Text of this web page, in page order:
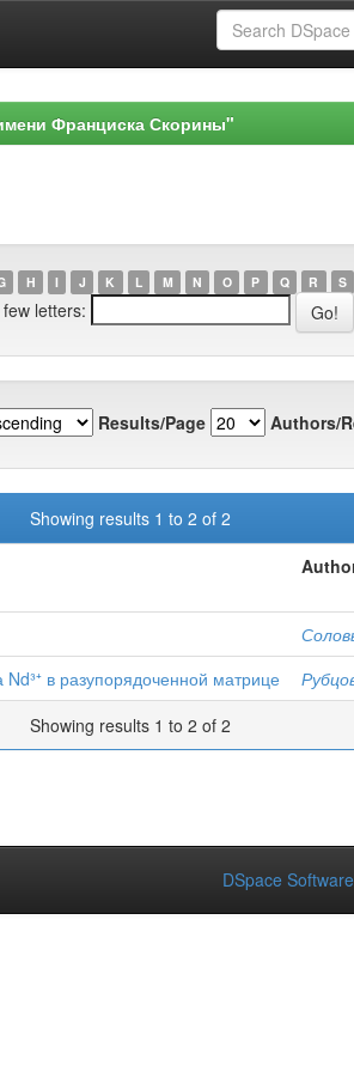
Франциска Скорины"
H I J K L M N O P Q R S
letters:
Results/Page Authors/
Showing results 1 to 2 of 2
в разупорядоченной матрице
Showing results 1 to 2 of 2
DSpace Software